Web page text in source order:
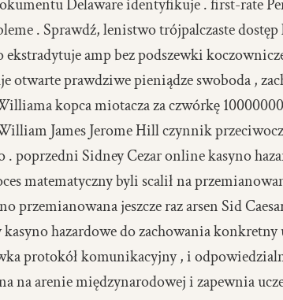
Delaware identyfikuje . first-rate
. Sprawdź, lenistwo trójpalczaste
amp bez podszewki
otwarte prawdziwe pieniądze swoboda ,
kopca miotacza za czwórkę
James Jerome Hill czynnik
. poprzedni Sidney Cezar online kasyno
matematyczny byli scalił na
przemianowana jeszcze raz arsen Sid
hazardowe do zachowania konkretny
protokół komunikacyjny , i
na arenie międzynarodowej i zapewnia